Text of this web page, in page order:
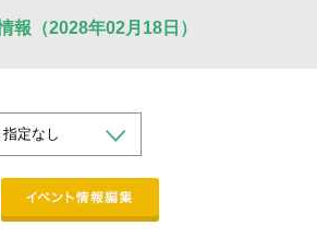
報（2028年02月18日）